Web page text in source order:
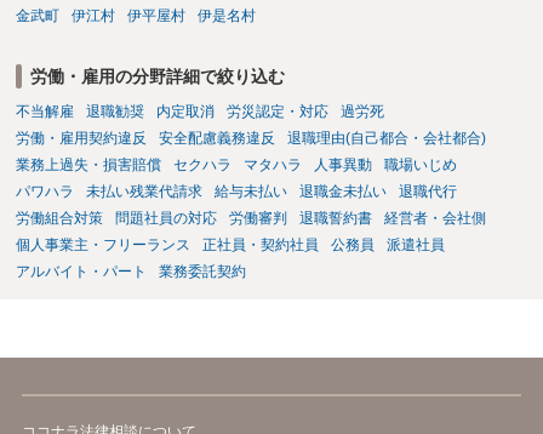
金武町
伊江村 伊平屋村 伊是名村
労働・雇用の分野詳細で絞り込む
不当解雇 退職勧奨 内定取消 労災認定・対応
過労死
労働・雇用契約違反
安全配慮義務違反
退職理由(自己都合・会社都合)
業務上過失・損害賠償
セクハラ マタハラ 人事異動
職場いじめ
パワハラ
未払い残業代請求 給与未払い 退職金未払い
退職代行
労働組合対策
問題社員の対応 労働審判 退職誓約書
経営者・会社側
個人事業主・フリーランス
正社員・契約社員 公務員
派遣社員
アルバイト・パート
業務委託契約